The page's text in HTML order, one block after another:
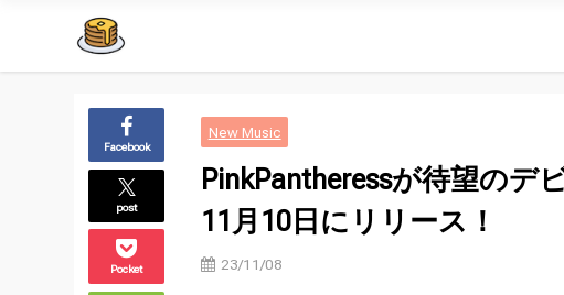
Facebook
post
Pocket
New Music
PinkPantheressが待望のデ
11月10日にリリース！
23/11/08